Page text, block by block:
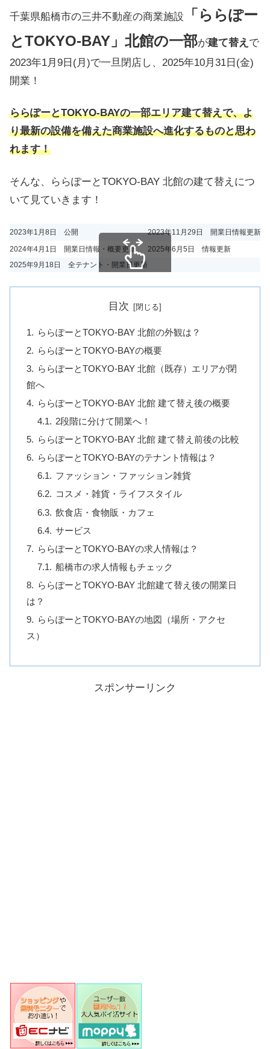
千葉県船橋市の三井不動産の商業施設
「ららぽー
とTOKYO-BAY」北館の一部が建て替え で
2023年1月9日(月)で一旦閉店し、2025年10月31日(金)
開業！
ららぽーとTOKYO-BAYの一部エリア建て替えで、よ
り最新の設備を備えた商業施設へ進化するものと思わ
れます！
そんな、ららぽーとTOKYO-BAY 北館の建て替えにつ
いて見ていきます！
2023年1月8日 公開
2023年11月29日 開業日情報更新
2024年4月1日 開業日情報・概要更新
2025年6月5日 情報更新
2025年9月18日 全テナント・開業日更新
目次
ららぽーとTOKYO-BAY 北館の外観は？
ららぽーとTOKYO-BAYの概要
ららぽーとTOKYO-BAY 北館（既存）エリアが閉
館へ
ららぽーとTOKYO-BAY 北館 建て替え後の概要
2段階に分けて開業へ！
ららぽーとTOKYO-BAY 北館 建て替え前後の比較
ららぽーとTOKYO-BAYのテナント情報は？
ファッション・ファッション雑貨
コスメ・雑貨・ライフスタイル
飲食店・食物販・カフェ
サービス
ららぽーとTOKYO-BAYの求人情報は？
船橋市の求人情報もチェック
ららぽーとTOKYO-BAY 北館建て替え後の開業日
は？
ららぽーとTOKYO-BAYの地図（場所・アクセ
ス）
スポンサーリンク